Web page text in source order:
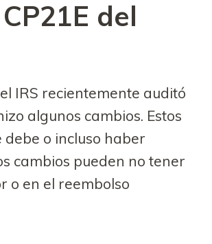
del
IRS recientemente auditó
algunos cambios. Estos
o incluso haber
cambios pueden no tener
o en el reembolso